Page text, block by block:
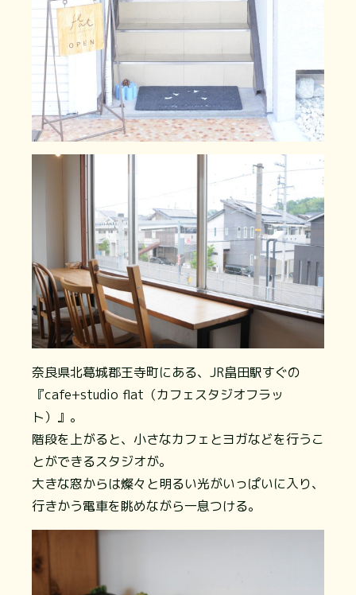
奈良県北葛城郡王寺町にある、JR畠田駅すぐの
『cafe+studio flat（カフェスタジオフラッ
ト）』。
階段を上がると、小さなカフェとヨガなどを行うこ
とができるスタジオが。
大きな窓からは燦々と明るい光がいっぱいに入り、
行きかう電車を眺めながら一息つける。